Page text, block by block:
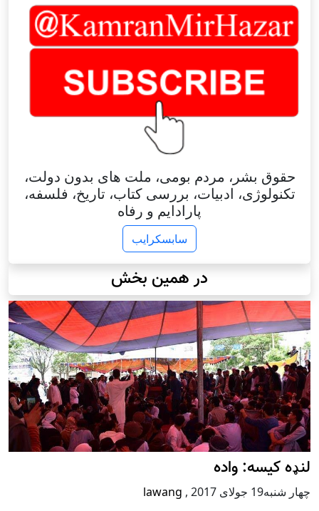
حقوق بشر، مردم بومی، ملت های بدون دولت،
تکنولوژی، ادبیات، بررسی کتاب، تاریخ، فلسفه،
پارادایم و رفاه
سابسکرایب
در همین بخش
لنډه کیسه: واده
چهار شنبه19 جولای 2017 ,
lawang